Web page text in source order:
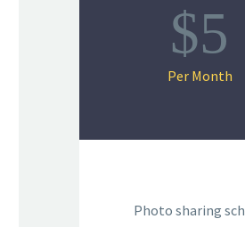
$5
Per Month
Photo sharing